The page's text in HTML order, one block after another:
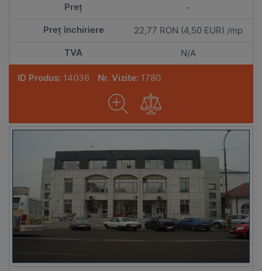
-
22,77 RON (4,50 EUR) /mp
N/A
ID Produs: 14036 Nr. Vizite: 1780